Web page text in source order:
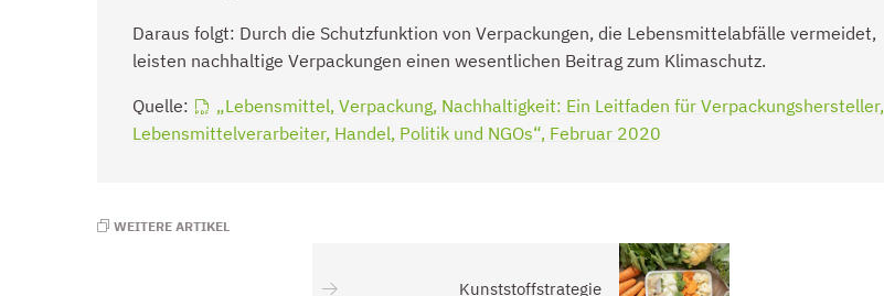
Daraus folgt: Durch die Schutzfunktion von Verpackungen, die Lebensmittelabfälle vermeidet,
leisten nachhaltige Verpackungen einen wesentlichen Beitrag zum Klimaschutz.
Quelle:
„Lebensmittel, Verpackung, Nachhaltigkeit: Ein Leitfaden für Verpackungshersteller,
Lebensmittelverarbeiter, Handel, Politik und NGOs“, Februar 2020
WEITERE ARTIKEL
Kunststoffstrategie